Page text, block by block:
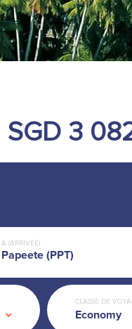
SGD 3
A (ARRIVÉE)
Papeete (PPT)
CLASSE DE
Economy